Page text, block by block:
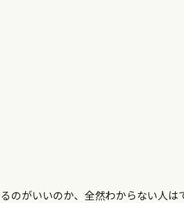
のがいいのか、全然わからない人